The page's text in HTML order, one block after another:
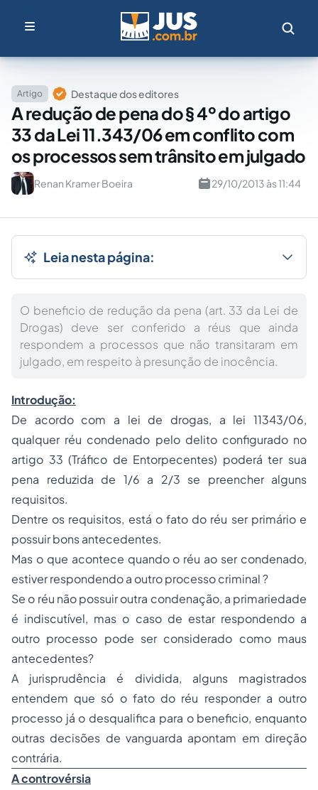
Artigo Destaque dos editores
A redução de pena do § 4º do artigo
33 da Lei 11.343/06 em conflito com
os processos sem trânsito em julgado
Renan Kramer Boeira 29/10/2013 às 11:44
Leia nesta página:
O beneficio de redução da pena (art. 33 da Lei de
Drogas) deve ser conferido a réus que ainda
respondem a processos que não transitaram em
julgado, em respeito à presunção de inocência.
Introdução:
De acordo com a lei de drogas, a lei 11343/06,
qualquer réu condenado pelo delito configurado no
artigo 33 (Tráfico de Entorpecentes) poderá ter sua
pena reduzida de 1/6 a 2/3 se preencher alguns
requisitos.
Dentre os requisitos, está o fato do réu ser primário e
possuir bons antecedentes.
Mas o que acontece quando o réu ao ser condenado,
estiver respondendo a outro processo criminal ?
Se o réu não possuir outra condenação, a primariedade
é indiscutível, mas o caso de estar respondendo a
outro processo pode ser considerado como maus
antecedentes?
A jurisprudência é dividida, alguns magistrados
entendem que só o fato do réu responder a outro
processo já o desqualifica para o beneficio, enquanto
outras decisões de vanguarda apontam em direção
contrária.
A controvérsia